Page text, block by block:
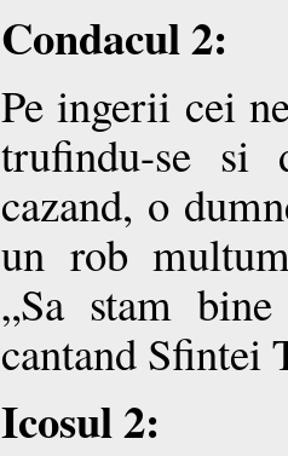
Condacul 2:
Pe ingerii cei
trufindu-se si
cazand, o
un rob
„Sa stam
cantand
Icosul 2: